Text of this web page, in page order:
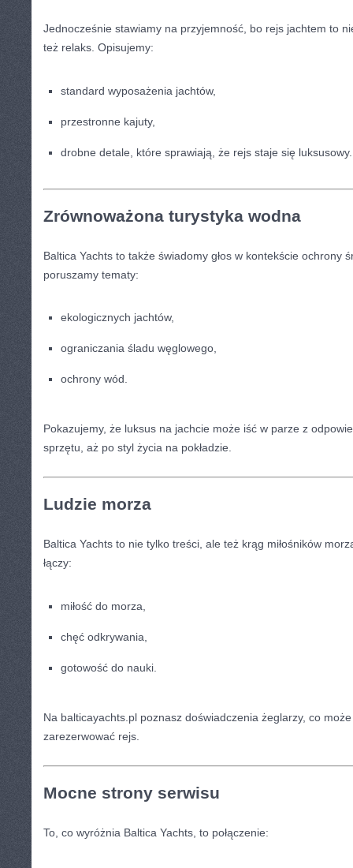
Jednocześnie stawiamy na przyjemność, bo rejs jachtem to
też relaks. Opisujemy:
standard wyposażenia jachtów,
przestronne kajuty,
drobne detale, które sprawiają, że rejs staje się luksusowy.
Zrównoważona turystyka wodna
Baltica Yachts to także świadomy głos w kontekście ochrony
poruszamy tematy:
ekologicznych jachtów,
ograniczania śladu węglowego,
ochrony wód.
Pokazujemy, że luksus na jachcie może iść w parze z
sprzętu, aż po styl życia na pokładzie.
Ludzie morza
Baltica Yachts to nie tylko treści, ale też krąg miłośników
łączy:
miłość do morza,
chęć odkrywania,
gotowość do nauki.
Na balticayachts.pl poznasz doświadczenia żeglarzy, co
zarezerwować rejs.
Mocne strony serwisu
To, co wyróżnia Baltica Yachts, to połączenie: